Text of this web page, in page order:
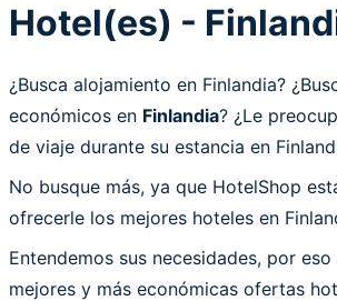
Hotel(es) -
¿Busca alojamiento en Finlandia?
económicos en Finlandia? ¿Le
de viaje durante su estancia en
No busque más, ya que HotelShop
ofrecerle los mejores hoteles en
Entendemos sus necesidades, por
mejores y más económicas ofertas